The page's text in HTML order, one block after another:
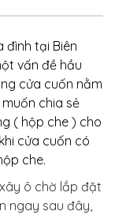
đình tại Biên
vấn đề hầu
cửa cuốn nằm
chia sẻ
( hộp che ) cho
cửa cuốn có
che.
ô chờ lắp đặt
ngay sau đây,